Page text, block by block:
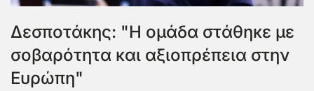
Δεσποτάκης: "H ομάδα στάθηκε με
σοβαρότητα και αξιοπρέπεια στην
Ευρώπη"